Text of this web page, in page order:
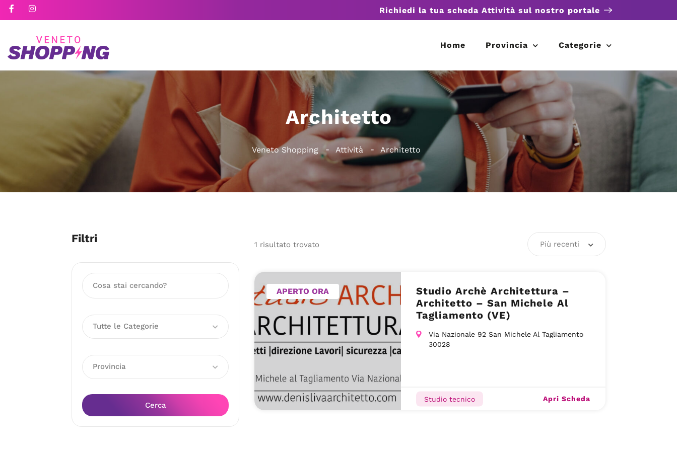
Richiedi la tua scheda Attività sul nostro portale
Home Provincia Categorie
Architetto
Veneto Shopping Attività Architetto
Filtri
Tutte le Categorie
Provincia
Cerca
1 risultato trovato Più recenti
APERTO ORA
Studio Archè Architettura –
Architetto – San Michele Al
Tagliamento (VE)
Via Nazionale 92 San Michele Al Tagliamento
30028
Studio tecnico Apri Scheda